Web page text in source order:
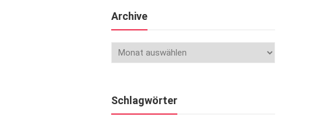
Archive
Schlagwörter